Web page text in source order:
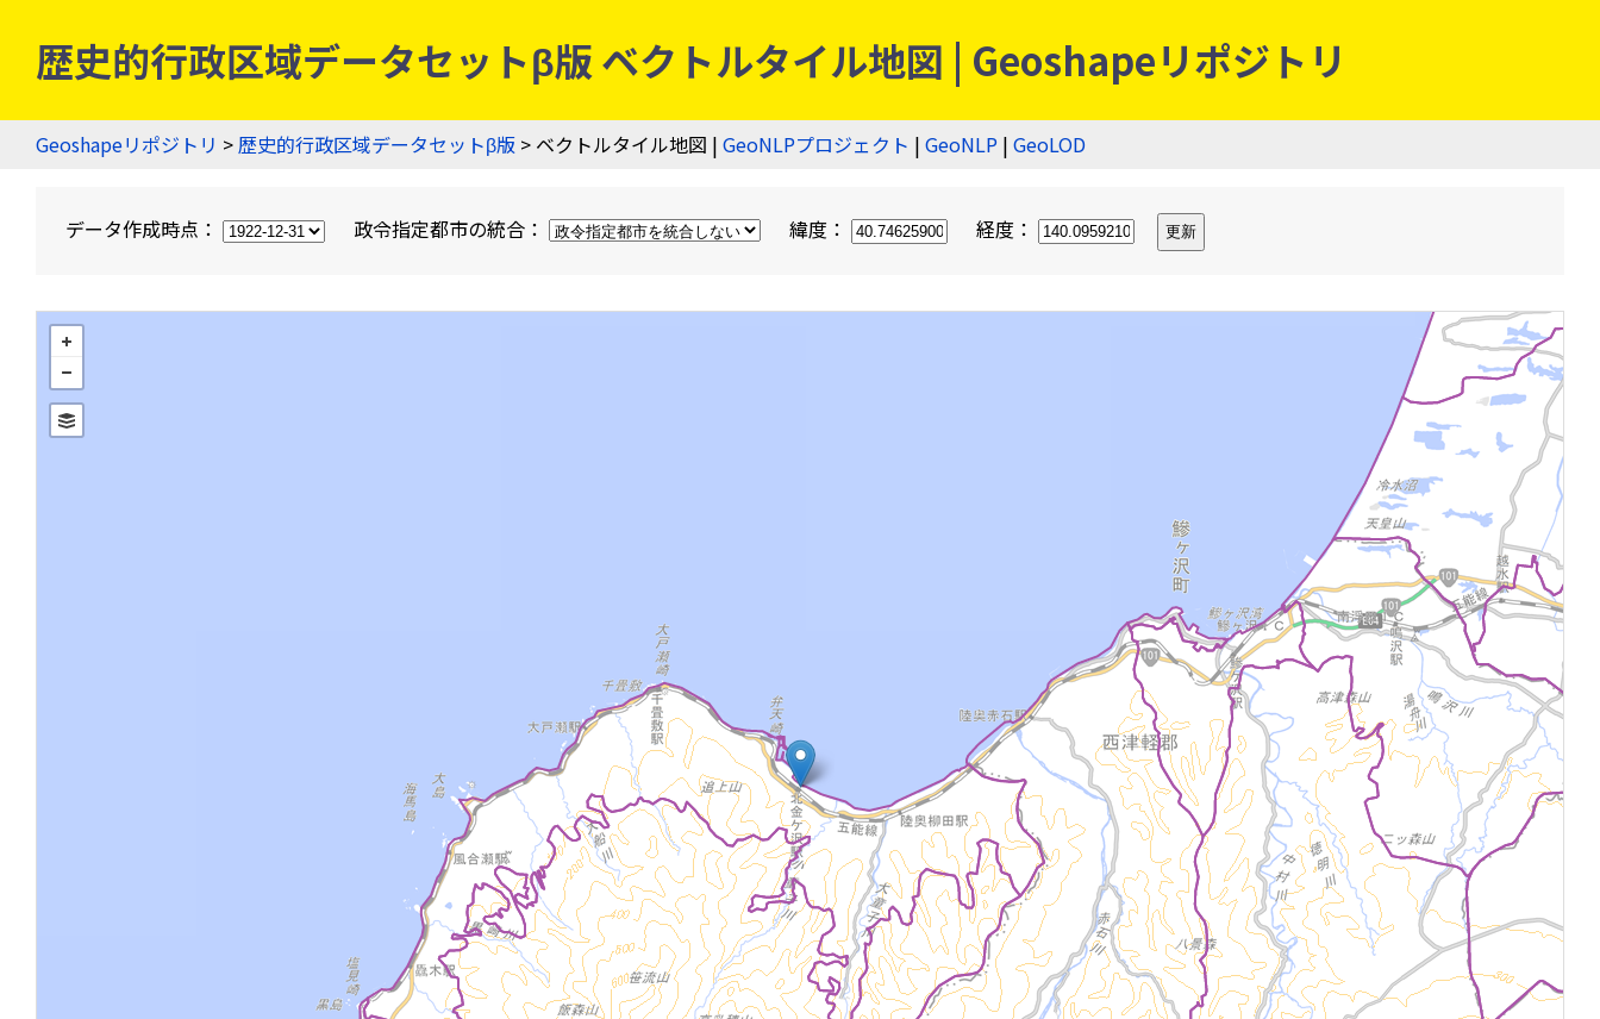
歴史的行政区域データセットβ版 ベクトルタイル地図 | Geoshapeリポジトリ
Geoshapeリポジトリ >歴史的行政区域データセットβ版 > ベクトルタイル地図 | GeoNLPプロジェクト | GeoNLP | GeoLOD
データ作成時点： 政令指定都市の統合： 緯度： 経度：